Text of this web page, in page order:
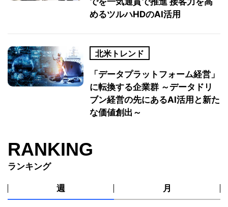
めるツルハHDのAI活用
北米トレンド
「データプラットフォーム経営」
に転換する企業群 ～データドリ
ブン経営の先にあるAI活用と新た
な価値創出～
RANKING
ランキング
週 月